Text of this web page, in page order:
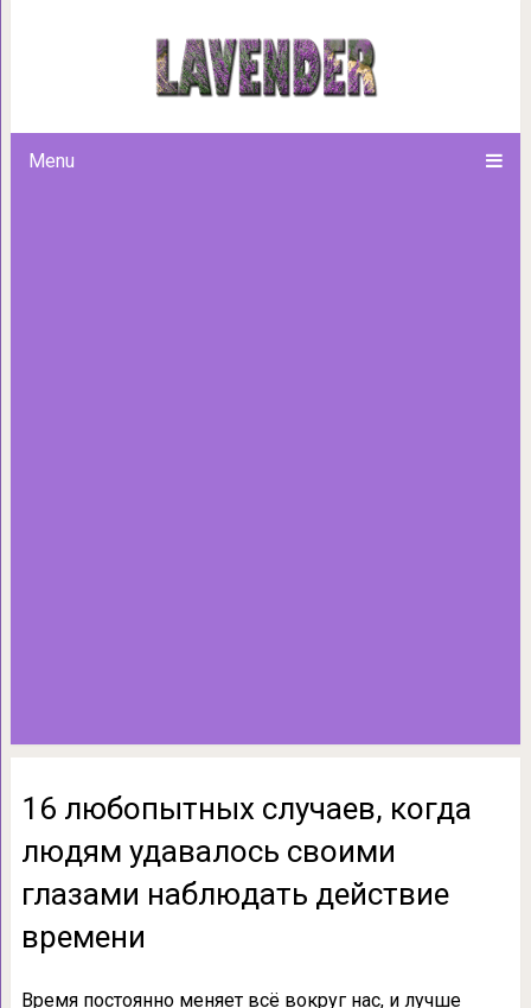
Menu
16 любопытных случаев,
глазами
16 любопытных случаев, когда
людям удавалось своими
глазами наблюдать действие
времени
Время постоянно меняет всё вокруг нас, и лучше